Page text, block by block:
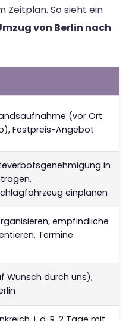
Zeitplan. So sieht ein
von Berlin nach
(vor Ort
Festpreis-Angebot
in
einplanen
empfindliche
Termine
Wunsch durch uns),